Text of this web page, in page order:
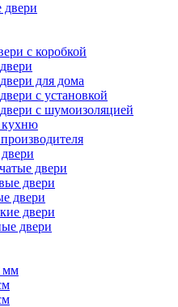
с коробкой
для дома
с установкой
с шумоизоляцией
кухню
двери
двери
двери
двери
двери
мм